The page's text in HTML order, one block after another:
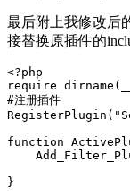
最后附上我修改后
接替换原插件的
<?php
require
#注册插件
function
}